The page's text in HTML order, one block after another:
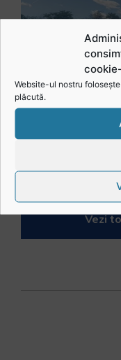
Website-ul nostru
plăcută.
Vezi